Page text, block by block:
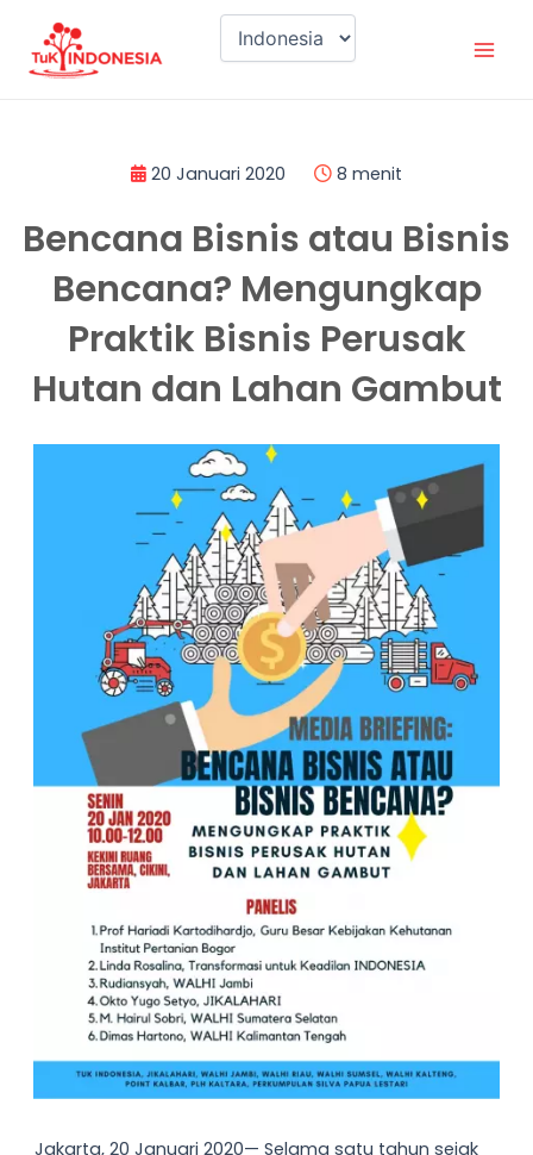
konten
20 Januari 2020 8 menit
Bencana Bisnis atau Bisnis
Bencana? Mengungkap
Praktik Bisnis Perusak
Hutan dan Lahan Gambut
Jakarta, 20 Januari 2020— Selama satu tahun sejak